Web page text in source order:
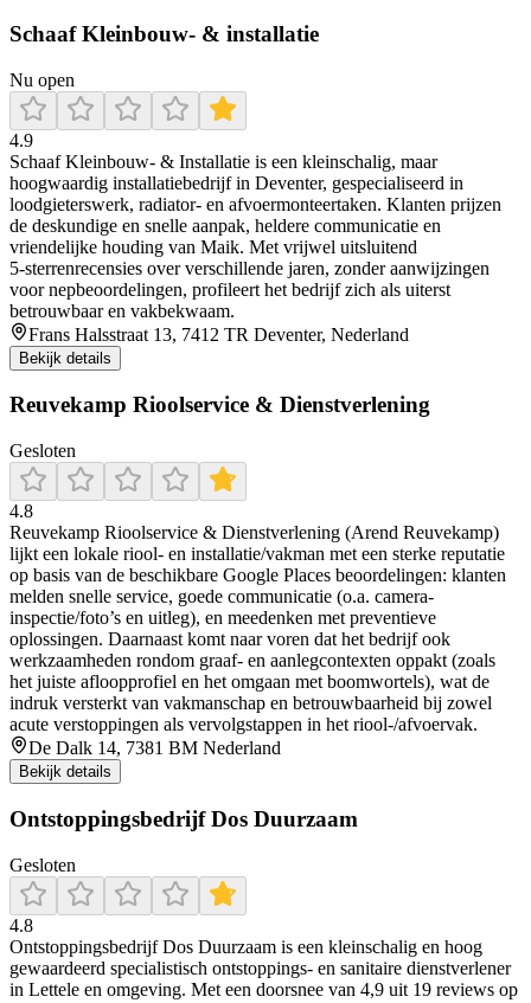
Schaaf Kleinbouw- & installatie
Nu open
4.9
Schaaf Kleinbouw‑ & Installatie is een kleinschalig, maar
hoogwaardig installatiebedrijf in Deventer, gespecialiseerd in
loodgieterswerk, radiator- en afvoermonteertaken. Klanten prijzen
de deskundige en snelle aanpak, heldere communicatie en
vriendelijke houding van Maik. Met vrijwel uitsluitend
5‑sterrenrecensies over verschillende jaren, zonder aanwijzingen
voor nepbeoordelingen, profileert het bedrijf zich als uiterst
betrouwbaar en vakbekwaam.
Frans Halsstraat 13, 7412 TR Deventer, Nederland
Bekijk details
Reuvekamp Rioolservice & Dienstverlening
Gesloten
4.8
Reuvekamp Rioolservice & Dienstverlening (Arend Reuvekamp)
lijkt een lokale riool- en installatie/vakman met een sterke reputatie
op basis van de beschikbare Google Places beoordelingen: klanten
melden snelle service, goede communicatie (o.a. camera-
inspectie/foto’s en uitleg), en meedenken met preventieve
oplossingen. Daarnaast komt naar voren dat het bedrijf ook
werkzaamheden rondom graaf- en aanlegcontexten oppakt (zoals
het juiste afloopprofiel en het omgaan met boomwortels), wat de
indruk versterkt van vakmanschap en betrouwbaarheid bij zowel
acute verstoppingen als vervolgstappen in het riool-/afvoervak.
De Dalk 14, 7381 BM Nederland
Bekijk details
Ontstoppingsbedrijf Dos Duurzaam
Gesloten
4.8
Ontstoppingsbedrijf Dos Duurzaam is een kleinschalig en hoog
gewaardeerd specialistisch ontstoppings- en sanitaire dienstverlener
in Lettele en omgeving. Met een doorsnee van 4,9 uit 19 reviews op